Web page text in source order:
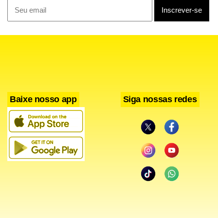
materiais quanto na concepção dos ambientes,
Baixe nosso app Siga nossas redes